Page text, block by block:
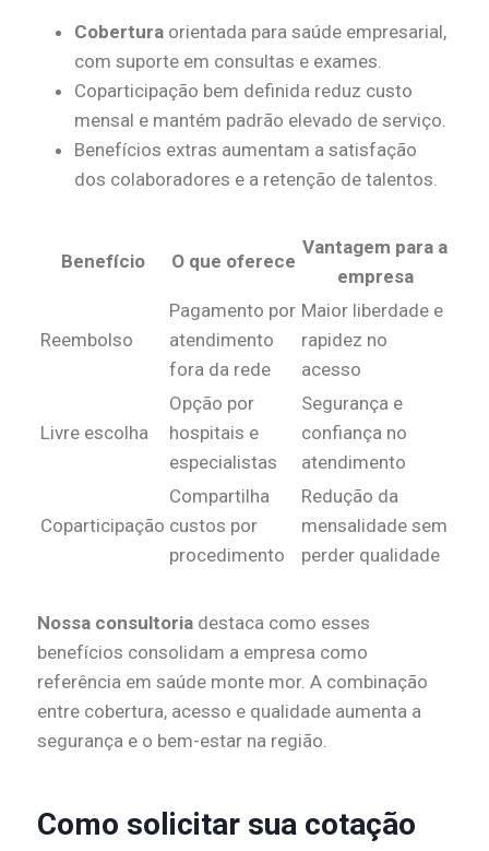
Cobertura orientada para saúde empresarial,
com suporte em consultas e exames.
Coparticipação bem definida reduz custo
mensal e mantém padrão elevado de serviço.
Benefícios extras aumentam a satisfação
dos colaboradores e a retenção de talentos.
Benefício O que oferece
Vantagem para a
empresa
Reembolso
Pagamento por
atendimento
fora da rede
Maior liberdade e
rapidez no
acesso
Livre escolha
Opção por
hospitais e
especialistas
Segurança e
confiança no
atendimento
Coparticipação
Compartilha
custos por
procedimento
Redução da
mensalidade sem
perder qualidade
Nossa consultoria destaca como esses
benefícios consolidam a empresa como
referência em saúde monte mor. A combinação
entre cobertura, acesso e qualidade aumenta a
segurança e o bem-estar na região.
Como solicitar sua cotação